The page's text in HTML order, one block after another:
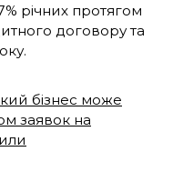
річних протягом
договору та
бізнес може
заявок на